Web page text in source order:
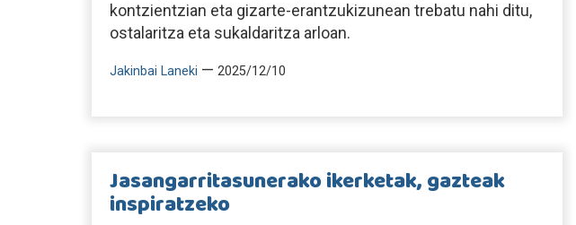
kontzientzian eta gizarte-erantzukizunean trebatu nahi ditu,
ostalaritza eta sukaldaritza arloan.
Jakinbai Laneki — 2025/12/10
Jasangarritasunerako ikerketak, gazteak
inspiratzeko